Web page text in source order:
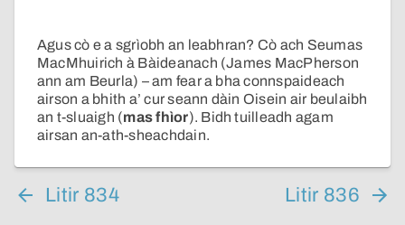
Agus cò e a sgrìobh an leabhran? Cò ach Seumas
MacMhuirich à Bàideanach (James MacPherson
ann am Beurla) – am fear a bha connspaideach
airson a bhith a’ cur seann dàin Oisein air beulaibh
an t-sluaigh (mas fhìor). Bidh tuilleadh agam
airsan an-ath-sheachdain.
Litir 834 Litir 836